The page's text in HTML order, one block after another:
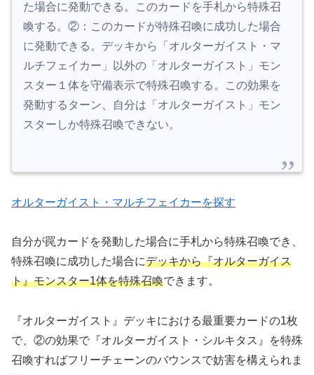
た場合に発動できる。このカードを手札から特殊召
喚する。②：このカードが特殊召喚に成功した場合
に発動できる。デッキから「オルターガイスト・マ
ルチフェイカー」以外の「オルターガイスト」モン
スター１体を守備表示で特殊召喚する。この効果を
発動するターン、自分は「オルターガイスト」モン
スターしか特殊召喚できない。
オルターガイスト・マルチフェイカーを探す
自分が罠カードを発動した場合に手札から特殊召喚でき、
特殊召喚に成功した場合にデッキから『オルターガイス
ト』モンスター1体を特殊召喚できます。
『オルターガイスト』デッキにおける最重要カードの1枚
で、②の効果で『オルターガイスト・シルキタス』を特殊
召喚すればフリーチェーンのバウンスで妨害を構えられま